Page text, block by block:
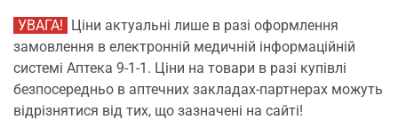
УВАГА! Ціни актуальні лише в разі оформлення
замовлення в електронній медичній інформаційній
системі Аптека 9-1-1. Ціни на товари в разі купівлі
безпосередньо в аптечних закладах-партнерах можуть
відрізнятися від тих, що зазначені на сайті!